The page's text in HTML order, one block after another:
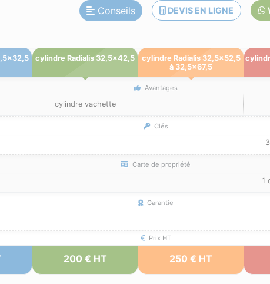
Conseils DEVIS EN LIGNE
cylindre Radialis 32,5x42,5
cylindre Radialis 32,5x52,5
à 32,5x67,5
Avantages
cylindre vachette
Clés
Carte de propriété
1
Garantie
Prix HT
200 € HT 250 € HT